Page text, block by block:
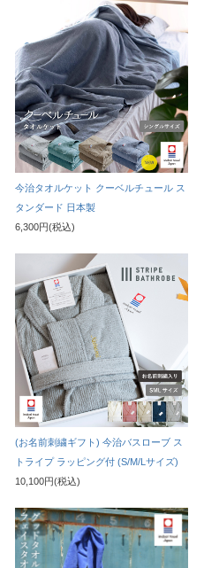
今治タオルケット クーベルチュール ス
タンダード 日本製
6,300円(税込)
(お名前刺繍ギフト) 今治バスローブ ス
トライプ ラッピング付 (S/M/Lサイズ)
10,100円(税込)